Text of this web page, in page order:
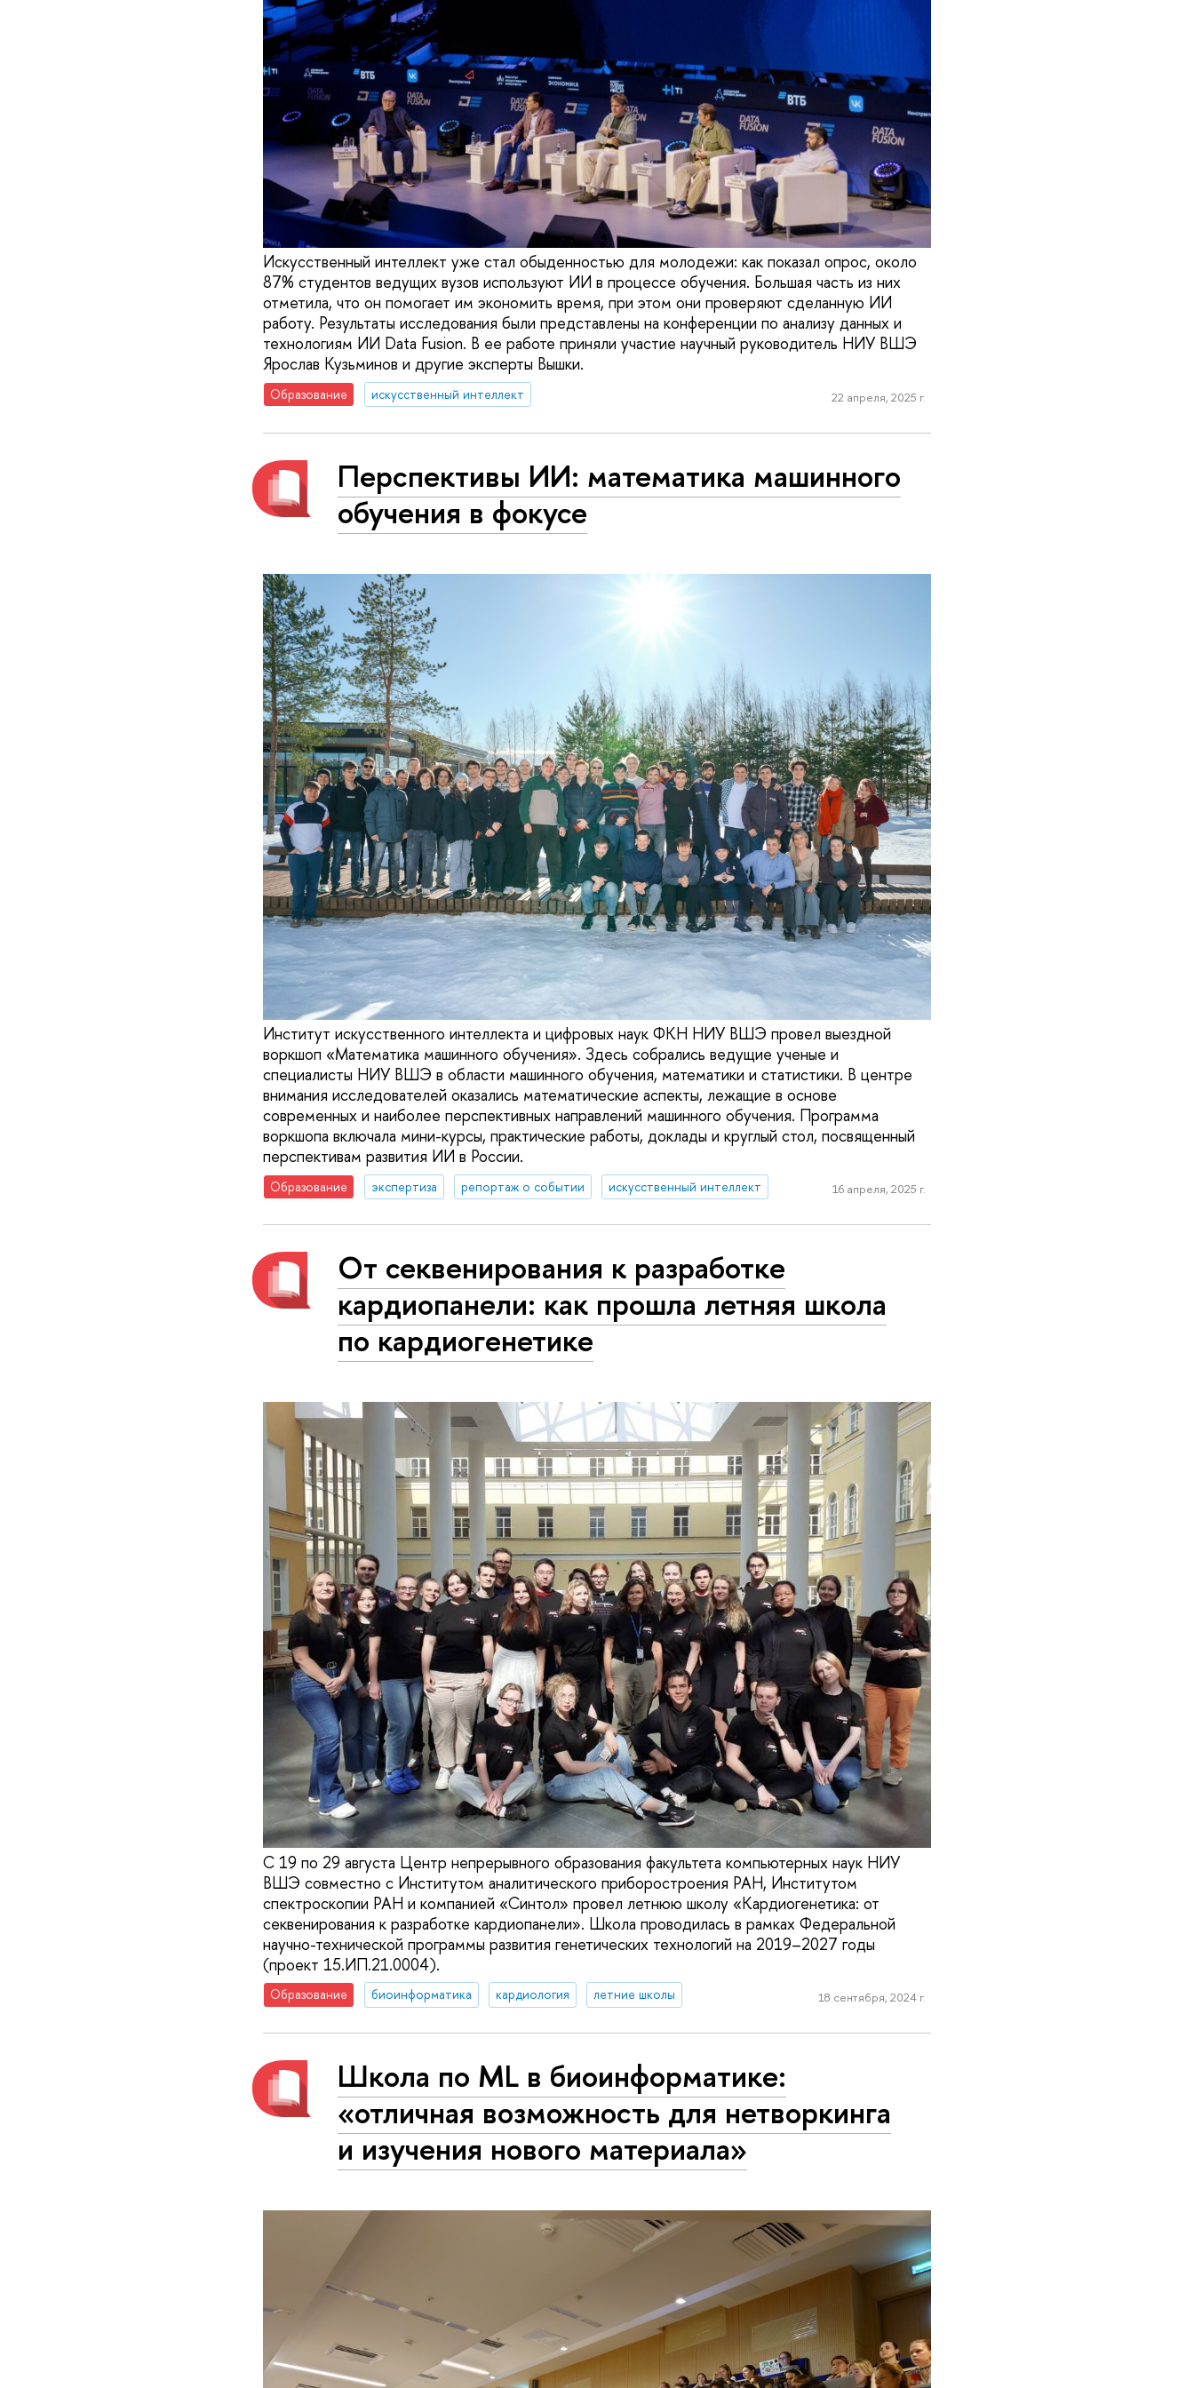
Искусственный интеллект уже стал обыденностью для молодежи: как показал опрос, около
87% студентов ведущих вузов используют ИИ в процессе обучения. Большая часть из них
отметила, что он помогает им экономить время, при этом они проверяют сделанную ИИ
работу. Результаты исследования были представлены на конференции по анализу данных и
технологиям ИИ Data Fusion. В ее работе приняли участие научный руководитель НИУ ВШЭ
Ярослав Кузьминов и другие эксперты Вышки.
Образование искусственный интеллект 22 апреля, 2025 г.
Перспективы ИИ: математика машинного
обучения в фокусе
Институт искусственного интеллекта и цифровых наук ФКН НИУ ВШЭ провел выездной
воркшоп «Математика машинного обучения». Здесь собрались ведущие ученые и
специалисты НИУ ВШЭ в области машинного обучения, математики и статистики. В центре
внимания исследователей оказались математические аспекты, лежащие в основе
современных и наиболее перспективных направлений машинного обучения. Программа
воркшопа включала мини-курсы, практические работы, доклады и круглый стол, посвященный
перспективам развития ИИ в России.
Образование экспертиза репортаж о событии искусственный интеллект 16 апреля, 2025 г.
От секвенирования к разработке
кардиопанели: как прошла летняя школа
по кардиогенетике
С 19 по 29 августа Центр непрерывного образования факультета компьютерных наук НИУ
ВШЭ совместно с Институтом аналитического приборостроения РАН, Институтом
спектроскопии РАН и компанией «Синтол» провел летнюю школу «Кардиогенетика: от
секвенирования к разработке кардиопанели». Школа проводилась в рамках Федеральной
научно-технической программы развития генетических технологий на 2019–2027 годы
(проект 15.ИП.21.0004).
Образование биоинформатика кардиология летние школы 18 сентября, 2024 г.
Школа по ML в биоинформатике:
«отличная возможность для нетворкинга
и изучения нового материала»